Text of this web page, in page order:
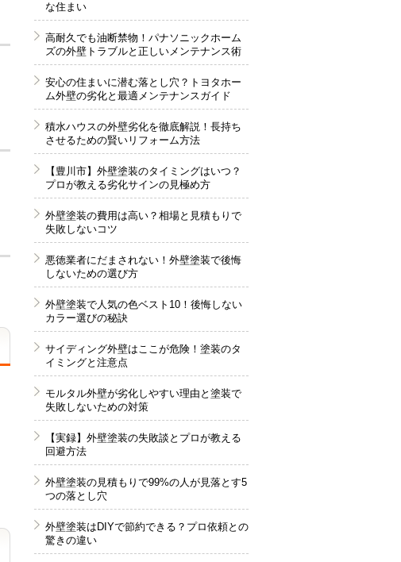
な住まい
高耐久でも油断禁物！パナソニックホーム
ズの外壁トラブルと正しいメンテナンス術
安心の住まいに潜む落とし穴？トヨタホー
ム外壁の劣化と最適メンテナンスガイド
積水ハウスの外壁劣化を徹底解説！長持ち
させるための賢いリフォーム方法
【豊川市】外壁塗装のタイミングはいつ？
プロが教える劣化サインの見極め方
外壁塗装の費用は高い？相場と見積もりで
失敗しないコツ
悪徳業者にだまされない！外壁塗装で後悔
しないための選び方
外壁塗装で人気の色ベスト10！後悔しない
カラー選びの秘訣
サイディング外壁はここが危険！塗装のタ
イミングと注意点
モルタル外壁が劣化しやすい理由と塗装で
失敗しないための対策
【実録】外壁塗装の失敗談とプロが教える
回避方法
外壁塗装の見積もりで99%の人が見落とす5
つの落とし穴
外壁塗装はDIYで節約できる？プロ依頼との
驚きの違い